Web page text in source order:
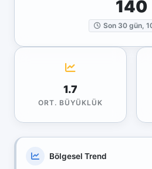
140
Son 30 gün,
1.7
ORT. BÜYÜKLÜK
Bölgesel Trend